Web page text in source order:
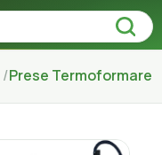
Prese Termoformare